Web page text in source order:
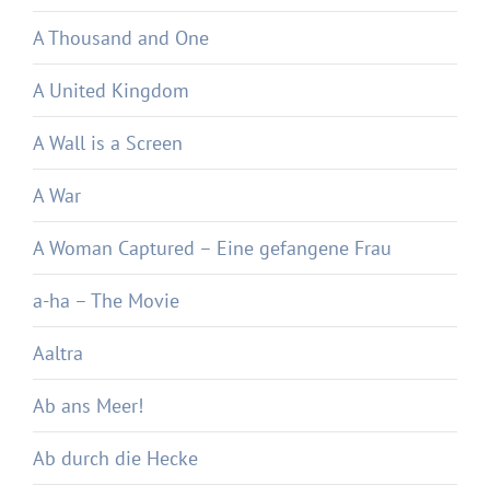
A Thousand and One
A United Kingdom
A Wall is a Screen
A War
A Woman Captured – Eine gefangene Frau
a-ha – The Movie
Aaltra
Ab ans Meer!
Ab durch die Hecke